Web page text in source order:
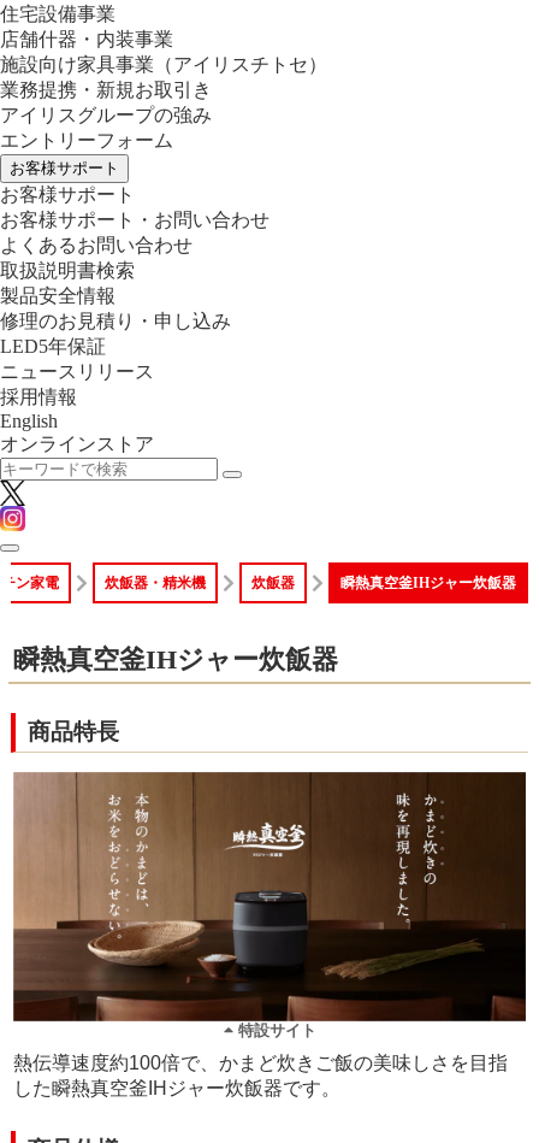
住宅設備事業
店舗什器・内装事業
施設向け家具事業 （アイリスチトセ）
業務提携・新規お取引き
アイリスグループの強み
エントリーフォーム
お客様サポート
お客様サポート
お客様サポート・お問い合わせ
よくあるお問い合わせ
取扱説明書検索
製品安全情報
修理のお見積り・申し込み
LED5年保証
ニュースリリース
採用情報
English
オンラインストア
ン家電 炊飯器・精米機 炊飯器 瞬熱真空釜IHジャー炊飯器
瞬熱真空釜IHジャー炊飯器
商品特長
特設サイト
熱伝導速度約100倍で、かまど炊きご飯の美味しさを目指
した瞬熱真空釜IHジャー炊飯器です。